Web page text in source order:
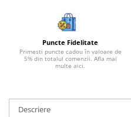
Bijuterii safir
Bijuterii sidef si abalone
Bijuterii smarald
Bijuterii tanzanit
Puncte Fidelitate
Primesti puncte cadou în valoare de
5% din totalul comenzii. Afla mai
multe aici.
Descriere